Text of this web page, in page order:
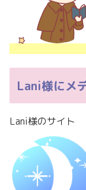
Lani様にメ
Lani様のサイト